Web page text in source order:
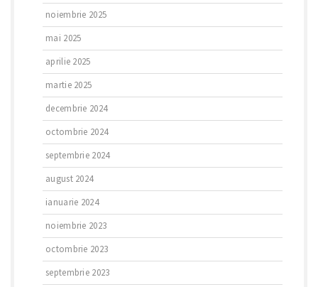
noiembrie 2025
mai 2025
aprilie 2025
martie 2025
decembrie 2024
octombrie 2024
septembrie 2024
august 2024
ianuarie 2024
noiembrie 2023
octombrie 2023
septembrie 2023